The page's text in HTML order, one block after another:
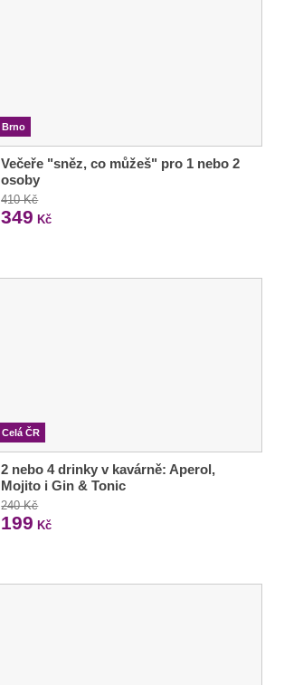
Brno
Večeře "sněz, co můžeš" pro 1 nebo 2
osoby
410 Kč
349 Kč
Celá ČR
2 nebo 4 drinky v kavárně: Aperol,
Mojito i Gin & Tonic
240 Kč
199 Kč